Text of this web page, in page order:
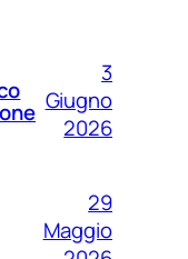
3
Giugno
2026
29
Maggio